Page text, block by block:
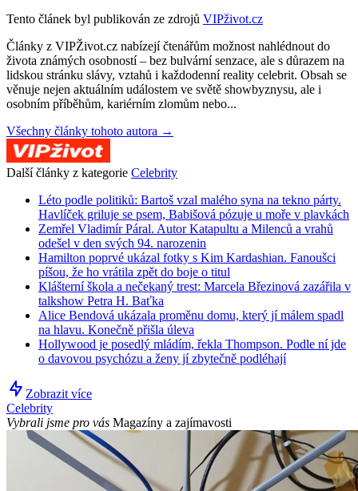
Tento článek byl publikován ze zdrojů VIPživot.cz
Články z VIPŽivot.cz nabízejí čtenářům možnost nahlédnout do
života známých osobností – bez bulvární senzace, ale s důrazem na
lidskou stránku slávy, vztahů i každodenní reality celebrit. Obsah se
věnuje nejen aktuálním událostem ve světě showbyznysu, ale i
osobním příběhům, kariérním zlomům nebo...
Všechny články tohoto autora →
Další články z kategorie Celebrity
Léto podle politiků: Bartoš vzal malého syna na tekno párty.
Havlíček griluje se psem, Babišová pózuje u moře v plavkách
Zemřel Vladimír Páral. Autor Katapultu a Milenců a vrahů
odešel v den svých 94. narozenin
Hamilton poprvé ukázal fotky s Kim Kardashian. Fanoušci
píšou, že ho vrátila zpět do boje o titul
Klášterní škola a nečekaný trest: Marcela Březinová zazářila v
talkshow Petra H. Baťka
Alice Bendová ukázala proměnu domu, který jí málem spadl
na hlavu. Konečně přišla úleva
Hollywood je posedlý mládím, řekla Thompson. Podle ní jde
o davovou psychózu a ženy jí zbytečně podléhají
Zobrazit více
Celebrity
Vybrali jsme pro vás Magazíny a zajímavosti